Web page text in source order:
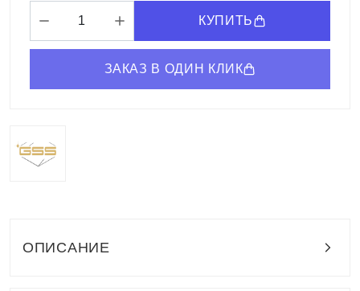
КУПИТЬ
ЗАКАЗ В ОДИН КЛИК
ОПИСАНИЕ